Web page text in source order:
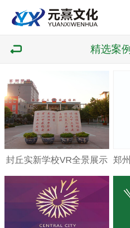
精选案例
封丘实新学校VR全景展示